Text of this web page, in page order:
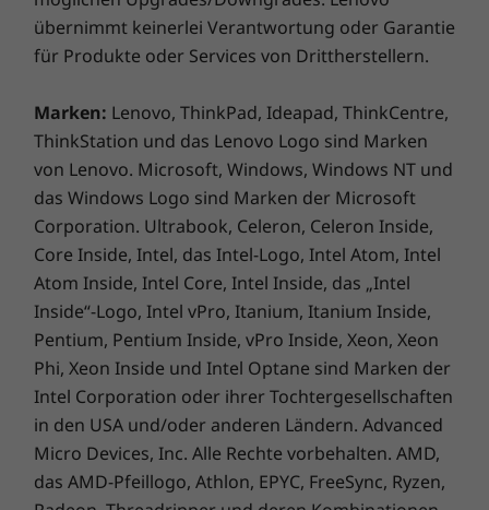
aufgeladen werden. Eine neue
Aluminiumoberfläche in Storm Grey und ein
für ein elegantes und professionelles
Erscheinungsbild.
übernimmt keinerlei Verantwortung oder Garantie
für Produkte oder Services von Drittherstellern.
Marken: Lenovo, ThinkPad, Ideapad, ThinkCentre,
ThinkStation und das Lenovo Logo sind Marken
von Lenovo. Microsoft, Windows, Windows NT und
das Windows Logo sind Marken der Microsoft
Corporation. Ultrabook, Celeron, Celeron Inside,
Core Inside, Intel, das Intel-Logo, Intel Atom, Intel
Atom Inside, Intel Core, Intel Inside, das „Intel
Inside“-Logo, Intel vPro, Itanium, Itanium Inside,
Pentium, Pentium Inside, vPro Inside, Xeon, Xeon
Phi, Xeon Inside und Intel Optane sind Marken der
Intel Corporation oder ihrer Tochtergesellschaften
in den USA und/oder anderen Ländern. Advanced
Micro Devices, Inc. Alle Rechte vorbehalten. AMD,
das AMD-Pfeillogo, Athlon, EPYC, FreeSync, Ryzen,